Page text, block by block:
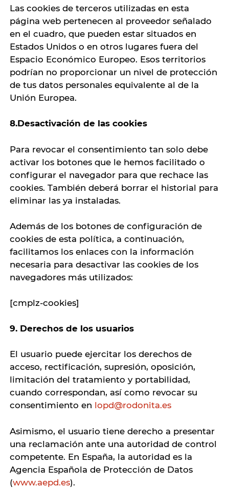
Las cookies de terceros utilizadas en esta
página web pertenecen al proveedor señalado
en el cuadro, que pueden estar situados en
Estados Unidos o en otros lugares fuera del
Espacio Económico Europeo. Esos territorios
podrían no proporcionar un nivel de protección
de tus datos personales equivalente al de la
Unión Europea.
8.Desactivación de las cookies
Para revocar el consentimiento tan solo debe
activar los botones que le hemos facilitado o
configurar el navegador para que rechace las
cookies. También deberá borrar el historial para
eliminar las ya instaladas.
Además de los botones de configuración de
cookies de esta política, a continuación,
facilitamos los enlaces con la información
necesaria para desactivar las cookies de los
navegadores más utilizados:
[cmplz-cookies]
9. Derechos de los usuarios
El usuario puede ejercitar los derechos de
acceso, rectificación, supresión, oposición,
limitación del tratamiento y portabilidad,
cuando correspondan, así como revocar su
consentimiento en lopd@rodonita.es
Asimismo, el usuario tiene derecho a presentar
una reclamación ante una autoridad de control
competente. En España, la autoridad es la
Agencia Española de Protección de Datos
(www.aepd.es).